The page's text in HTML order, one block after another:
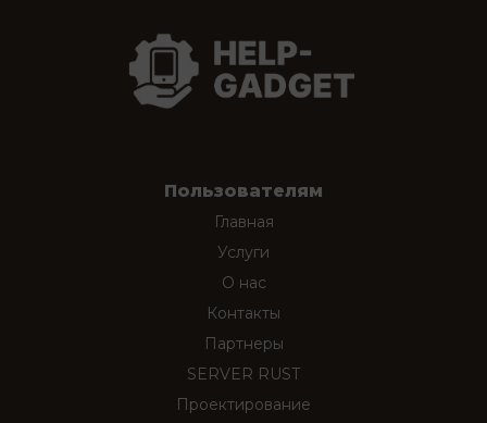
Пользователям
Главная
Услуги
О нас
Контакты
Партнеры
SERVER RUST
Проектирование